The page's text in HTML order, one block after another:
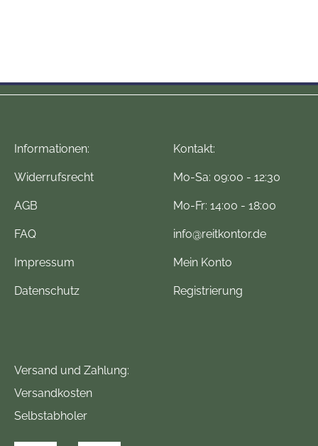
Informationen:
Widerrufsrecht
AGB
FAQ
Impressum
Datenschutz
Kontakt:
Mo-Sa: 09:00 - 12:30
Mo-Fr: 14:00 - 18:00
info@reitkontor.de
Mein Konto
Registrierung
Versand und Zahlung:
Versandkosten
Selbstabholer